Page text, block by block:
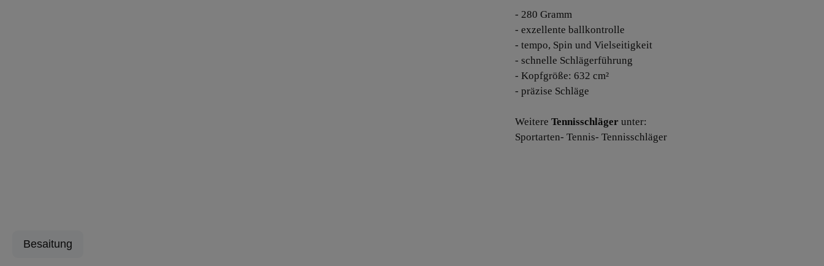
- 280 Gramm
- exzellente ballkontrolle
- tempo, Spin und Vielseitigkeit
- schnelle Schlägerführung
- Kopfgröße: 632 cm²
- präzise Schläge
Weitere Tennisschläger unter:
Sportarten- Tennis- Tennisschläger
Besaitung